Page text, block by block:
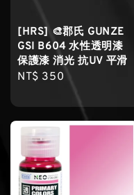
[HRS] 🎨郡氏 GUNZE
GSI B604 水性透明漆
保護漆 消光 抗UV 平滑
Regular
NT$ 350